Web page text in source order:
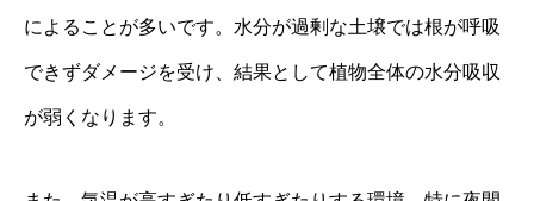
によることが多いです。水分が過剰な土壌では根が呼吸
できずダメージを受け、結果として植物全体の水分吸収
が弱くなります。